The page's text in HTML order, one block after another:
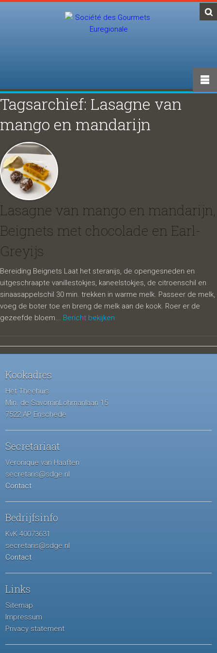
Tagsarchief: Lasagne van
mango en mandarijn
Lasagne van mango en mandarijn,
Beignets met chocolade en Earl-
Greyijs
Bereiding Beignets Laat het steranijs, de opengesneden en
uitgeschraapte vanillestokjes, kaneelstokjes, de citroenschil en
sinaasappelschil 30 min. trekken in warme melk. Passeer de melk,
voeg de boter toe en breng de melk aan de kook. Roer er de
gezeefde bloem... Bericht bekijken
Kookadres
Het Theehuis
Min. de SavorninLohmanlaan 15
7522 AP Enschede
Secretariaat
Veronique van Haaften
secretaris@sdge.nl
Contact
Bedrijfsinfo
KvK 40073631
secretaris@sdge.nl
Contact
Links
Sitemap
Impressum
Privacy statement